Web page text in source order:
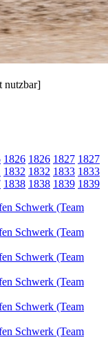
nutzbar]
1826 1826 1827 1827
1832 1832 1833 1833
1838 1838 1839 1839